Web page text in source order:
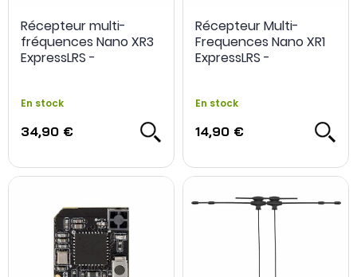
Récepteur multi-
fréquences Nano XR3
ExpressLRS -
En stock
34,90 €
Récepteur Multi-
Frequences Nano XR1
ExpressLRS -
En stock
14,90 €